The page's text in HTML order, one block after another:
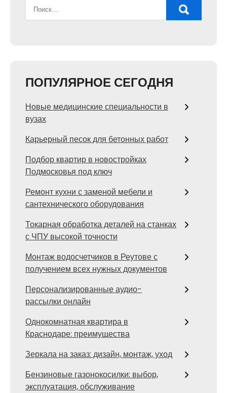
ПОПУЛЯРНОЕ СЕГОДНЯ
Новые медицинские специальности в
вузах
Карьерный песок для бетонных работ
Подбор квартир в новостройках
Подмосковья под ключ
Ремонт кухни с заменой мебели и
сантехнического оборудования
Токарная обработка деталей на станках
с ЧПУ высокой точности
Монтаж водосчетчиков в Реутове с
получением всех нужных документов
Персонализированные аудио-
рассылки онлайн
Однокомнатная квартира в
Краснодаре: преимущества
Зеркала на заказ: дизайн, монтаж, уход
Бензиновые газонокосилки: выбор,
эксплуатация, обслуживание